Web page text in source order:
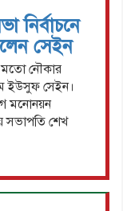
নির্বাচনে
সেইন
মতো নৌকার
ইউসুফ সেইন।
মনোনয়ন
সভাপতি শেখ